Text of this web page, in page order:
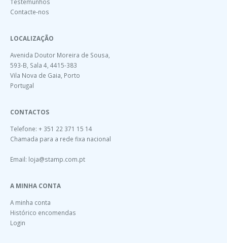
Contacte-nos
LOCALIZAÇÃO
Avenida Doutor Moreira de Sousa,
593-B, Sala 4, 4415-383
Vila Nova de Gaia, Porto
Portugal
CONTACTOS
Telefone: + 351 22 371 15 14
Chamada para a rede fixa nacional
Email: loja@stamp.com.pt
A MINHA CONTA
A minha conta
Histórico encomendas
Login